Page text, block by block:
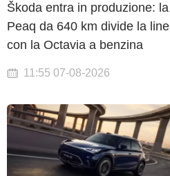
Škoda entra in produzione: la
Peaq da 640 km divide la
con la Octavia a benzina
11:55 07-08-2026